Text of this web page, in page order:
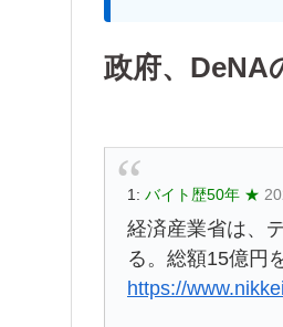
政府、
1: バイト歴50年 ★
経済産業省は、
る。総額15億円
https://